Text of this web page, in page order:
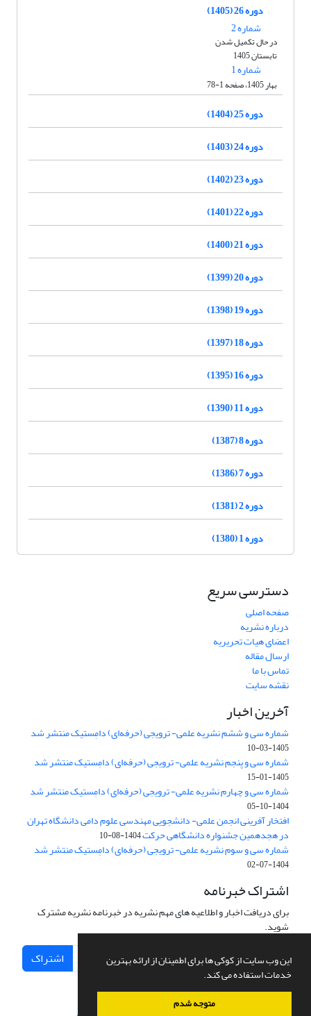
این وب سایت از کوکی ها برای اطمینان از ارائه بهترین
خدمات استفاده می کند.
متوجه شدم
دوره 26 (1405)
شماره 2
در حال تکمیل شدن
تابستان 1405
شماره 1
بهار 1405، صفحه 1-78
دوره 25 (1404)
دوره 24 (1403)
دوره 23 (1402)
دوره 22 (1401)
دوره 21 (1400)
دوره 20 (1399)
دوره 19 (1398)
دوره 18 (1397)
دوره 16 (1395)
دوره 11 (1390)
دوره 8 (1387)
دوره 7 (1386)
دوره 2 (1381)
دوره 1 (1380)
دسترسی سریع
صفحه اصلی
درباره نشریه
اعضای هیات تحریریه
ارسال مقاله
تماس با ما
نقشه سایت
آخرین اخبار
شماره سی و ششم نشریه علمی- ترویجی (حرفه‌ای) دامِستیک منتشر شد
1405-03-10
شماره سی و پنجم نشریه علمی- ترویجی (حرفه‌ای) دامِستیک منتشر شد
1405-01-15
شماره سی و چهارم نشریه علمی- ترویجی (حرفه‌ای) دامِستیک منتشر شد
1404-10-05
افتخار آفرینی انجمن علمی- دانشجویی مهندسی علوم دامی دانشگاه تهران
در هجدهمین جشنواره دانشگاهی حرکت1404-08-10
شماره سی و سوم نشریه علمی- ترویجی (حرفه‌ای) دامِستیک منتشر شد
1404-07-02
اشتراک خبرنامه
برای دریافت اخبار و اطلاعیه های مهم نشریه در خبرنامه نشریه مشترک
شوید.
اشتراک